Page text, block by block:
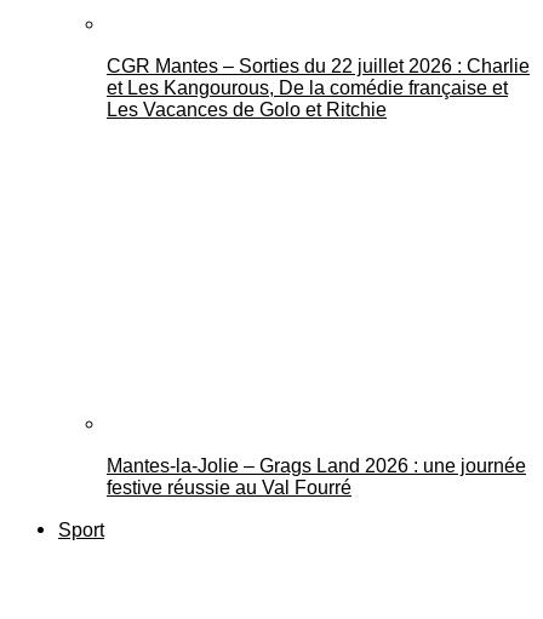
CGR Mantes – Sorties du 22 juillet 2026 : Charlie
et Les Kangourous, De la comédie française et
Les Vacances de Golo et Ritchie
Mantes-la-Jolie – Grags Land 2026 : une journée
festive réussie au Val Fourré
Sport